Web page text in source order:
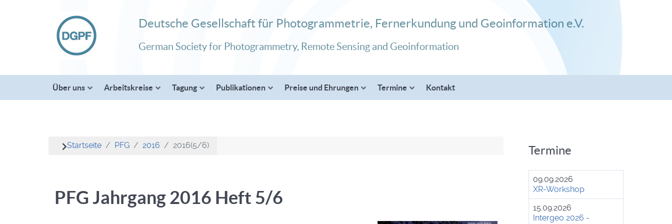
Deutsche Gesellschaft für Photogrammetrie, Fernerkundung und Geoinformation e.V.
German Society for Photogrammetry, Remote Sensing and Geoinformation
Über uns Arbeitskreise Tagung Publikationen Preise und Ehrungen Termine Kontakt
Startseite PFG 2016 2016(5/6)
PFG Jahrgang 2016 Heft 5/6
Termine
09.09.2026
XR-Workshop
15.09.2026
Intergeo 2026 -